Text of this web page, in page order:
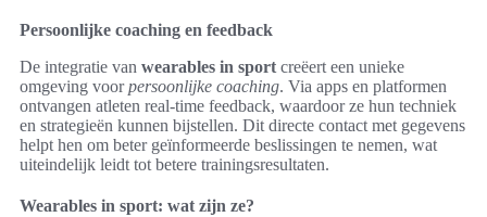
Persoonlijke coaching en feedback
De integratie van wearables in sport creëert een unieke
omgeving voorpersoonlijke coaching. Via apps en platformen
ontvangen atleten real-time feedback, waardoor ze hun techniek
en strategieën kunnen bijstellen. Dit directe contact met gegevens
helpt hen om beter geïnformeerde beslissingen te nemen, wat
uiteindelijk leidt tot betere trainingsresultaten.
Wearables in sport: wat zijn ze?